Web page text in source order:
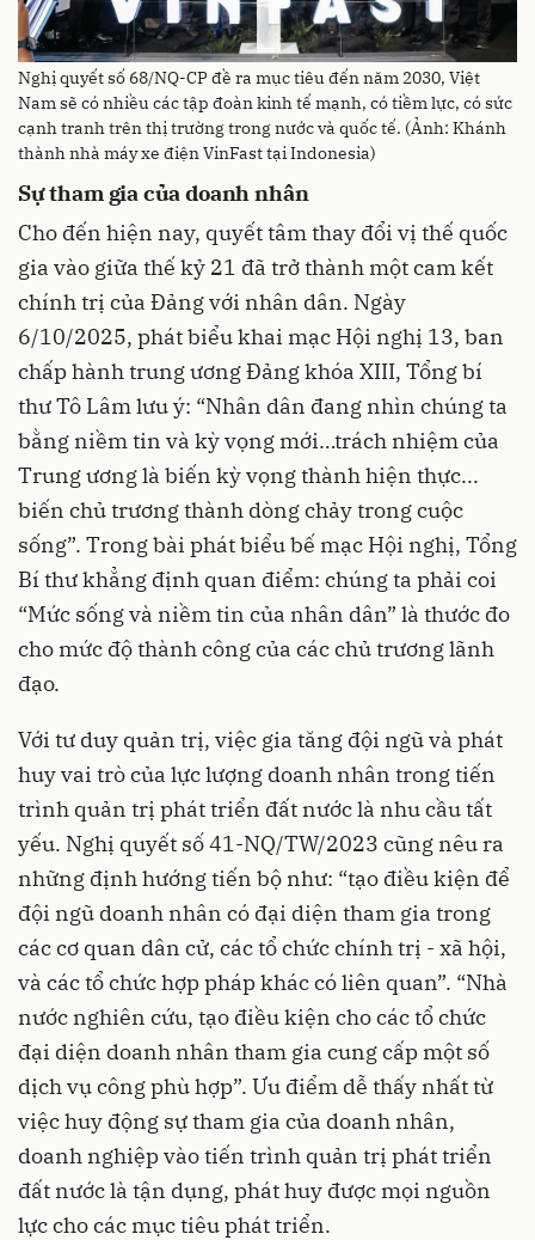
Nghị quyết số 68/NQ-CP đề ra mục tiêu đến năm 2030, Việt
Nam sẽ có nhiều các tập đoàn kinh tế mạnh, có tiềm lực, có sức
cạnh tranh trên thị trường trong nước và quốc tế. (Ảnh: Khánh
thành nhà máy xe điện VinFast tại Indonesia)
Sự tham gia của doanh nhân
Cho đến hiện nay, quyết tâm thay đổi vị thế quốc
gia vào giữa thế kỷ 21 đã trở thành một cam kết
chính trị của Đảng với nhân dân. Ngày
6/10/2025, phát biểu khai mạc Hội nghị 13, ban
chấp hành trung ương Đảng khóa XIII, Tổng bí
thư Tô Lâm lưu ý: “Nhân dân đang nhìn chúng ta
bằng niềm tin và kỳ vọng mới…trách nhiệm của
Trung ương là biến kỳ vọng thành hiện thực...
biến chủ trương thành dòng chảy trong cuộc
sống”. Trong bài phát biểu bế mạc Hội nghị, Tổng
Bí thư khẳng định quan điểm: chúng ta phải coi
“Mức sống và niềm tin của nhân dân” là thước đo
cho mức độ thành công của các chủ trương lãnh
đạo.
Với tư duy quản trị, việc gia tăng đội ngũ và phát
huy vai trò của lực lượng doanh nhân trong tiến
trình quản trị phát triển đất nước là nhu cầu tất
yếu. Nghị quyết số 41-NQ/TW/2023 cũng nêu ra
những định hướng tiến bộ như: “tạo điều kiện để
đội ngũ doanh nhân có đại diện tham gia trong
các cơ quan dân cử, các tổ chức chính trị - xã hội,
và các tổ chức hợp pháp khác có liên quan”. “Nhà
nước nghiên cứu, tạo điều kiện cho các tổ chức
đại diện doanh nhân tham gia cung cấp một số
dịch vụ công phù hợp”. Ưu điểm dễ thấy nhất từ
việc huy động sự tham gia của doanh nhân,
doanh nghiệp vào tiến trình quản trị phát triển
đất nước là tận dụng, phát huy được mọi nguồn
lực cho các mục tiêu phát triển.